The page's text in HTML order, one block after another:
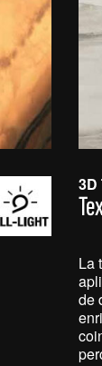
3D
La
de